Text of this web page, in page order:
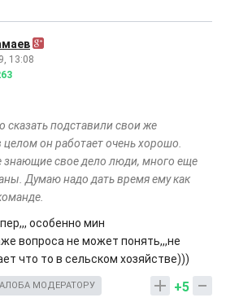
13:08
подставили свои же
целом он работает очень хорошо.
знающие свое дело люди, много еще
Думаю надо дать время ему как
особенно мин
вопроса не может понять,,,не
что то в сельском хозяйстве)))
+5
МОДЕРАТОРУ